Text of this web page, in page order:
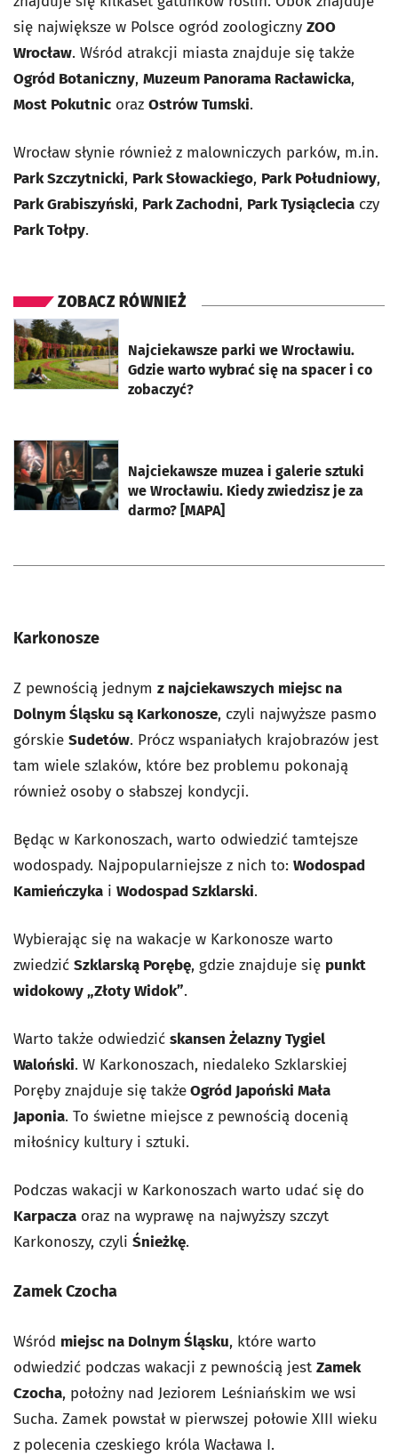
się największe w Polsce ogród zoologiczny ZOO
Wrocław. Wśród atrakcji miasta znajduje się także
Ogród Botaniczny, Muzeum Panorama Racławicka,
Most Pokutnic oraz Ostrów Tumski.
Wrocław słynie również z malowniczych parków, m.in.
Park Szczytnicki, Park Słowackiego, Park Południowy,
Park Grabiszyński, Park Zachodni, Park Tysiąclecia czy
Park Tołpy.
ZOBACZ RÓWNIEŻ
Najciekawsze parki we Wrocławiu.
Gdzie warto wybrać się na spacer i co
zobaczyć?
otworzy się w nowej karcie
Najciekawsze muzea i galerie sztuki
we Wrocławiu. Kiedy zwiedzisz je za
darmo? [MAPA]
otworzy się w nowej karcie
Karkonosze
Z pewnością jednym z najciekawszych miejsc na
Dolnym Śląsku są Karkonosze, czyli najwyższe pasmo
górskie Sudetów. Prócz wspaniałych krajobrazów jest
tam wiele szlaków, które bez problemu pokonają
również osoby o słabszej kondycji.
Będąc w Karkonoszach, warto odwiedzić tamtejsze
wodospady. Najpopularniejsze z nich to: Wodospad
Kamieńczyka i Wodospad Szklarski.
Wybierając się na wakacje w Karkonosze warto
zwiedzić Szklarską Porębę, gdzie znajduje się punkt
widokowy „Złoty Widok”.
Warto także odwiedzić skansen Żelazny Tygiel
Waloński. W Karkonoszach, niedaleko Szklarskiej
Poręby znajduje się takżeOgród Japoński Mała
Japonia. To świetne miejsce z pewnością docenią
miłośnicy kultury i sztuki.
Podczas wakacji w Karkonoszach warto udać się do
Karpacza oraz na wyprawę na najwyższy szczyt
Karkonoszy, czyli Śnieżkę.
Zamek Czocha
Wśród miejsc na Dolnym Śląsku, które warto
odwiedzić podczas wakacji z pewnością jest Zamek
Czocha, położny nad Jeziorem Leśniańskim we wsi
Sucha. Zamek powstał w pierwszej połowie XIII wieku
z polecenia czeskiego króla Wacława I.